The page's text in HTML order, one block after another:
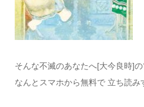
そんな不滅のあなたへ[大今良時]
なんとスマホから無料で 立ち読み